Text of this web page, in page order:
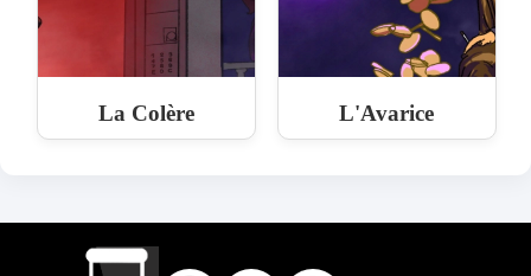
La Colère L'Avarice